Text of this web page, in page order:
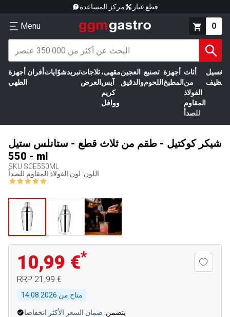
مركز المساعدة قطع غيار
Menu 0
أجهزة
الطهي
أفران شوّاياتتبريدثلاجات
العرض
مقهى،
آيس
كريم
ووافل
العجين
والدقيق
تصنيع
اللحوم
أجهزة
المطبخ
أثاث
من
الفولاذ
المقاوم
للصدأ
الغسيل
شيكر كوكتيل - طقم من ثلاث قطع - ستانلس ستيل
- 550 ml
SKU SCE550ML
اللون: لون الفولاذ المقاوم للصدأ
10,99 €*
RRP ‏21.99 €
متاح من 14.08.2026
يتضمن. ضمان السعر الأكثر انخفاضا